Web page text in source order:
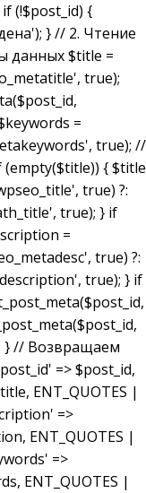
(!$post_id) {
} // 2. Чтение
данных $title =
true);
=
true); //
(empty($title)) { $title
true) ?:
true); } if
=
true) ?:
true); } if
} // Возвращаем
=> $post_id,
ENT_QUOTES |
=>
ENT_QUOTES |
=>
ENT_QUOTES |